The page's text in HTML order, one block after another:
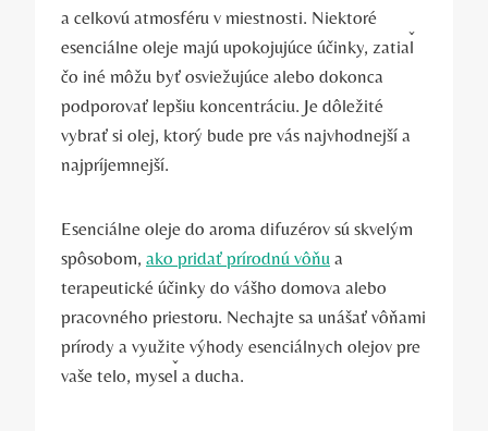
a celkovú atmosféru v miestnosti. Niektoré
esenciálne oleje majú upokojujúce účinky, zatiaľ
čo iné môžu byť osviežujúce alebo dokonca
podporovať lepšiu koncentráciu. Je dôležité
vybrať si olej, ktorý bude pre vás najvhodnejší a
najpríjemnejší.
Esenciálne oleje do aroma difuzérov sú skvelým
spôsobom, ako pridať prírodnú vôňu a
terapeutické účinky do vášho domova alebo
pracovného priestoru. Nechajte sa unášať vôňami
prírody a využite výhody esenciálnych olejov pre
vaše telo, myseľ a ducha.